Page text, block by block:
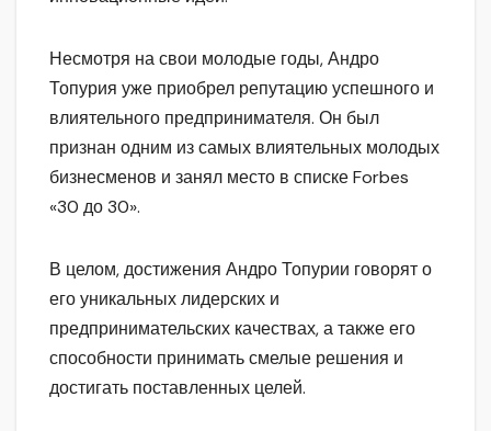
Несмотря на свои молодые годы, Андро
Топурия уже приобрел репутацию успешного и
влиятельного предпринимателя. Он был
признан одним из самых влиятельных молодых
бизнесменов и занял место в списке Forbes
«30 до 30».
В целом, достижения Андро Топурии говорят о
его уникальных лидерских и
предпринимательских качествах, а также его
способности принимать смелые решения и
достигать поставленных целей.